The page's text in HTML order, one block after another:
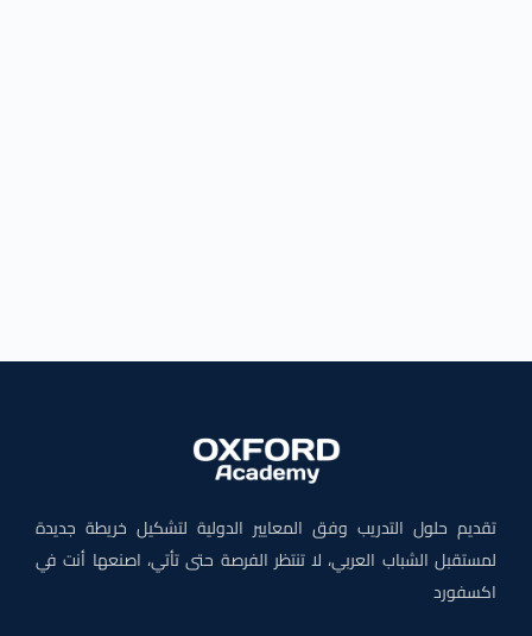
تقديم حلول التدريب وفق المعايير الدولية لتشكيل خريطة جديدة
لمستقبل الشباب العربي، لا تنتظر الفرصة حتى تأتي، اصنعها أنت في
اكسفورد